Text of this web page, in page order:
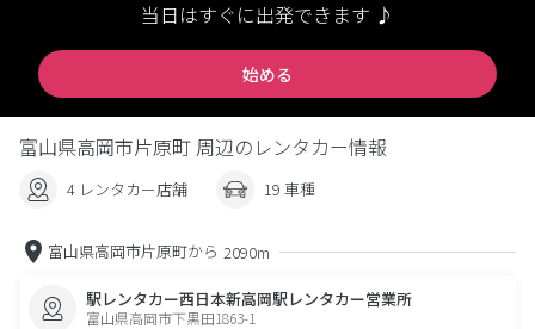
当日はすぐに出発できます ♪
始める
富山県高岡市片原町 周辺のレンタカー情報
4 レンタカー店舗 19 車種
富山県高岡市片原町から 2090m
駅レンタカー西日本新高岡駅レンタカー営業所
富山県高岡市下黒田1863-1